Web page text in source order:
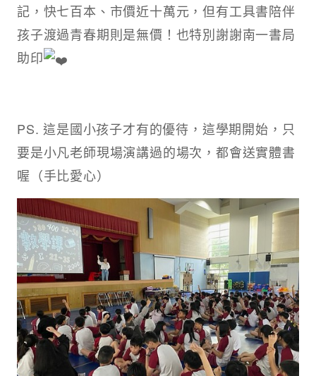
記，快七百本、市價近十萬元，但有工具書陪伴
孩子渡過青春期則是無價！也特別謝謝南一書局
助印
PS. 這是國小孩子才有的優待，這學期開始，只
要是小凡老師現場演講過的場次，都會送實體書
喔（手比愛心）